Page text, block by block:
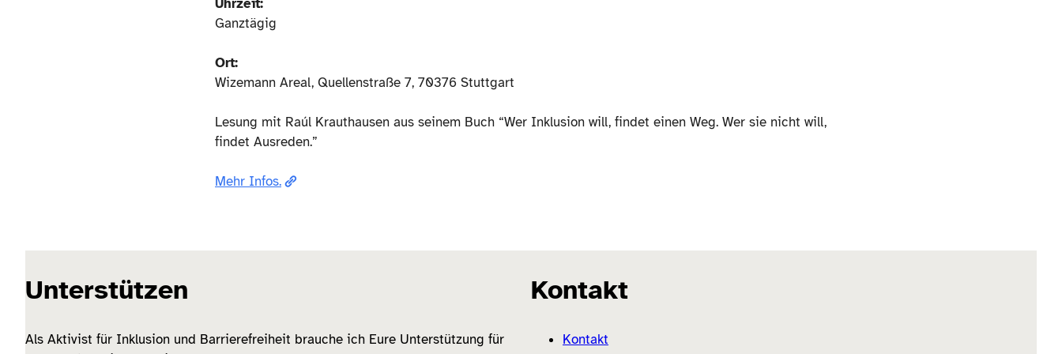
Uhrzeit:
Ganztägig
Ort:
Wizemann Areal, Quellenstraße 7, 70376 Stuttgart
Lesung mit Raúl Krauthausen aus seinem Buch “Wer Inklusion will, findet einen Weg. Wer sie nicht will,
findet Ausreden.”
Mehr Infos.
Unterstützen
Als Aktivist für Inklusion und Barrierefreiheit brauche ich Eure Unterstützung für
Kontakt
Kontakt